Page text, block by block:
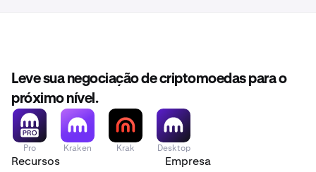
Leve sua negociação de criptomoedas para o
próximo nível.
Pro Kraken Krak Desktop
Recursos Empresa